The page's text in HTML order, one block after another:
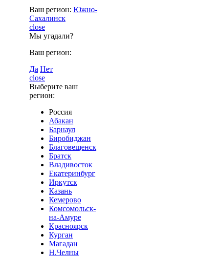
Ваш регион: Южно-
Сахалинск
close
Мы угадали?
Ваш регион:
Да Нет
close
Выберите ваш
регион:
Россия
Абакан
Барнаул
Биробиджан
Благовещенск
Братск
Владивосток
Екатеринбург
Иркутск
Казань
Кемерово
Комсомольск-
на-Амуре
Красноярск
Курган
Магадан
Н.Челны